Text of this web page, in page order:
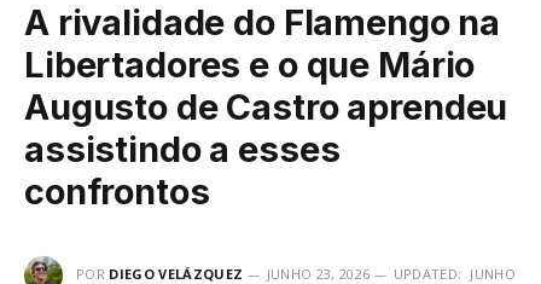
A rivalidade do Flamengo na
Libertadores e o que Mário
Augusto de Castro aprendeu
assistindo a esses
confrontos
POR DIEGO VELÁZQUEZ JUNHO 23, 2026 UPDATED: JUNHO